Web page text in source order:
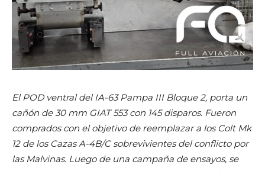
El POD ventral del IA-63 Pampa III Bloque 2, porta un
cañón de 30 mm GIAT 553 con 145 disparos. Fueron
comprados con el objetivo de reemplazar a los Colt Mk
12 de los Cazas A-4B/C sobrevivientes del conflicto por
las Malvinas. Luego de una campaña de ensayos, se